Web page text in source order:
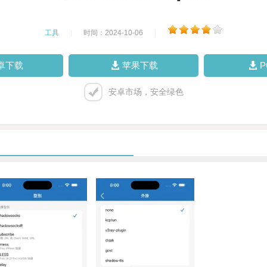
工具 时间：2024-10-06
下载 苹果下载
安卓市场，安全绿色